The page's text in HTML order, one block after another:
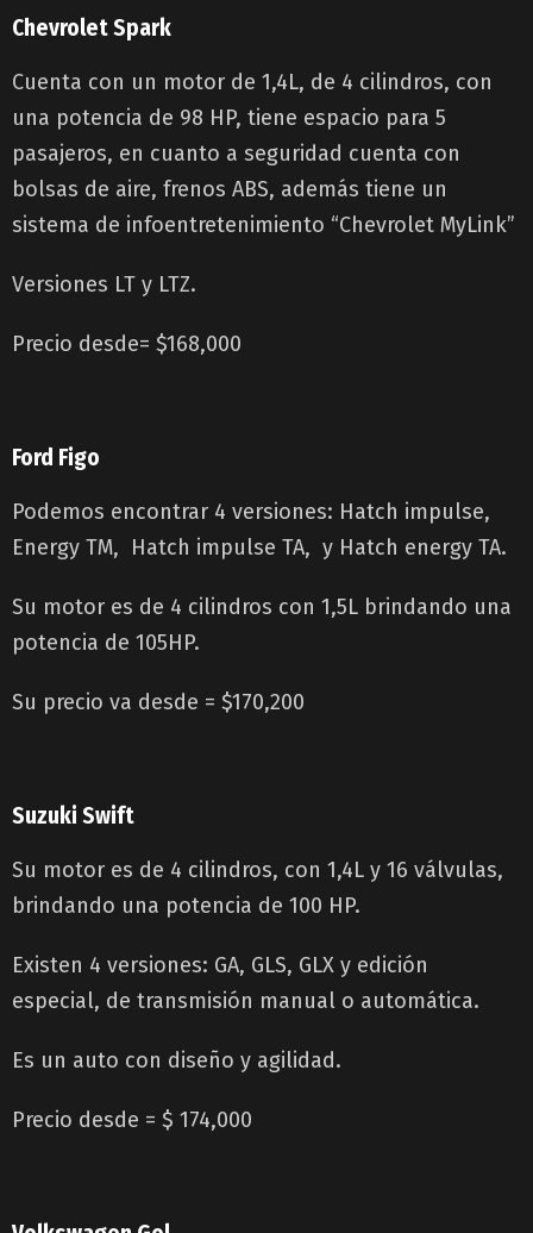
Chevrolet Spark
Cuenta con un motor de 1,4L, de 4 cilindros, con
una potencia de 98 HP, tiene espacio para 5
pasajeros, en cuanto a seguridad cuenta con
bolsas de aire, frenos ABS, además tiene un
sistema de infoentretenimiento “Chevrolet MyLink”
Versiones LT y LTZ.
Precio desde= $168,000
Ford Figo
Podemos encontrar 4 versiones: Hatch impulse,
Energy TM, Hatch impulse TA, y Hatch energy TA.
Su motor es de 4 cilindros con 1,5L brindando una
potencia de 105HP.
Su precio va desde = $170,200
Suzuki Swift
Su motor es de 4 cilindros, con 1,4L y 16 válvulas,
brindando una potencia de 100 HP.
Existen 4 versiones: GA, GLS, GLX y edición
especial, de transmisión manual o automática.
Es un auto con diseño y agilidad.
Precio desde = $ 174,000